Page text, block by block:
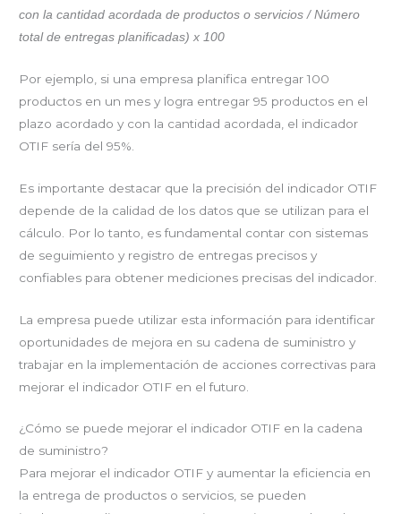
con la cantidad acordada de productos o servicios / Número
total de entregas planificadas) x 100
Por ejemplo, si una empresa planifica entregar 100
productos en un mes y logra entregar 95 productos en el
plazo acordado y con la cantidad acordada, el indicador
OTIF sería del 95%.
Es importante destacar que la precisión del indicador OTIF
depende de la calidad de los datos que se utilizan para el
cálculo. Por lo tanto, es fundamental contar con sistemas
de seguimiento y registro de entregas precisos y
confiables para obtener mediciones precisas del indicador.
La empresa puede utilizar esta información para identificar
oportunidades de mejora en su cadena de suministro y
trabajar en la implementación de acciones correctivas para
mejorar el indicador OTIF en el futuro.
¿Cómo se puede mejorar el indicador OTIF en la cadena
de suministro?
Para mejorar el indicador OTIF y aumentar la eficiencia en
la entrega de productos o servicios, se pueden